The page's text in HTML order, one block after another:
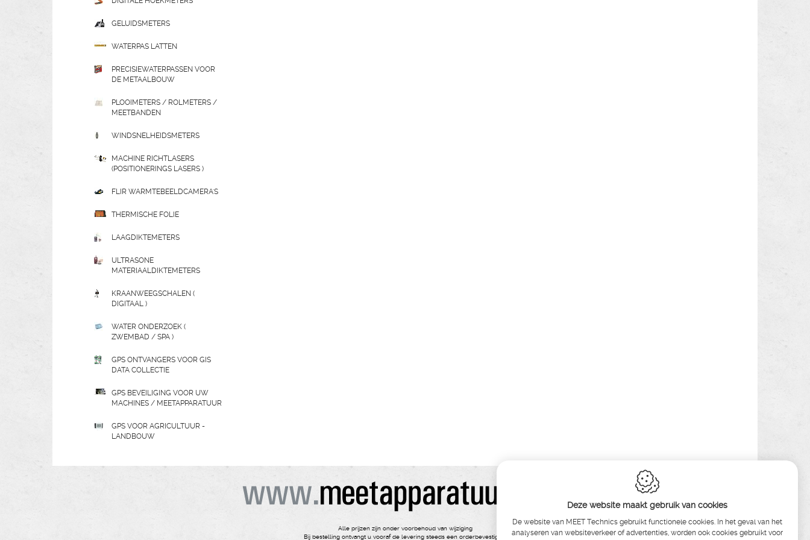
GELUIDSMETERS
WATERPAS LATTEN
PRECISIEWATERPASSEN VOOR
DE METAALBOUW
PLOOIMETERS / ROLMETERS /
MEETBANDEN
WINDSNELHEIDSMETERS
MACHINE RICHTLASERS
(POSITIONERINGS LASERS )
FLIR WARMTEBEELDCAMERA'S
THERMISCHE FOLIE
LAAGDIKTEMETERS
ULTRASONE
MATERIAALDIKTEMETERS
KRAANWEEGSCHALEN (
DIGITAAL )
WATER ONDERZOEK (
ZWEMBAD / SPA )
GPS ONTVANGERS VOOR GIS
DATA COLLECTIE
GPS BEVEILIGING VOOR UW
MACHINES / MEETAPPARATUUR
GPS VOOR AGRICULTUUR -
LANDBOUW
Alle prijzen zijn onder voorbehoud van wijziging
Bij bestelling ontvangt u vooraf de levering steeds een orderbevestiging
Deze website maakt gebruik van cookies
De website van MEET Technics gebruikt functionele cookies. In het geval van het
analyseren van websiteverkeer of advertenties, worden ook cookies gebruikt voor